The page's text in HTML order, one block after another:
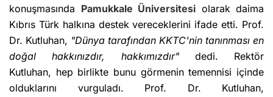
konuşmasında Pamukkale Üniversitesi olarak daima
Kıbrıs Türk halkına destek vereceklerini ifade etti. Prof.
Dr. Kutluhan, "Dünya tarafından KKTC'nin tanınması en
doğal hakkınızdır, hakkımızdır"dedi. Rektör
Kutluhan, hep birlikte bunu görmenin temennisi içinde
olduklarını vurguladı. Prof. Dr. Kutluhan,